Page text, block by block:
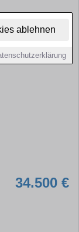
ablehnen
34.500 €